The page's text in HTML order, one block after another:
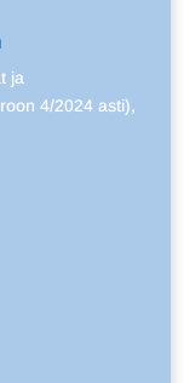
ja
4/2024 asti),